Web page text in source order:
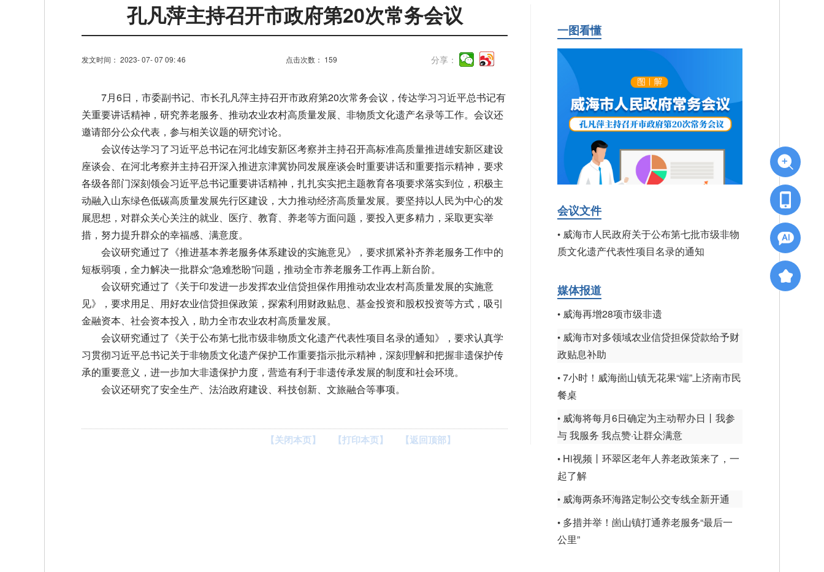
孔凡萍主持召开市政府第20次常务会议
发文时间： 2023- 07- 07 09: 46 点击次数： 159 分享：
7月6日，市委副书记、市长孔凡萍主持召开市政府第20次常务会议，传达学习习近平总书记有
关重要讲话精神，研究养老服务、推动农业农村高质量发展、非物质文化遗产名录等工作。会议还
邀请部分公众代表，参与相关议题的研究讨论。
会议传达学习了习近平总书记在河北雄安新区考察并主持召开高标准高质量推进雄安新区建设
座谈会、在河北考察并主持召开深入推进京津冀协同发展座谈会时重要讲话和重要指示精神，要求
各级各部门深刻领会习近平总书记重要讲话精神，扎扎实实把主题教育各项要求落实到位，积极主
动融入山东绿色低碳高质量发展先行区建设，大力推动经济高质量发展。要坚持以人民为中心的发
展思想，对群众关心关注的就业、医疗、教育、养老等方面问题，要投入更多精力，采取更实举
措，努力提升群众的幸福感、满意度。
会议研究通过了《推进基本养老服务体系建设的实施意见》，要求抓紧补齐养老服务工作中的
短板弱项，全力解决一批群众“急难愁盼”问题，推动全市养老服务工作再上新台阶。
会议研究通过了《关于印发进一步发挥农业信贷担保作用推动农业农村高质量发展的实施意
见》，要求用足、用好农业信贷担保政策，探索利用财政贴息、基金投资和股权投资等方式，吸引
金融资本、社会资本投入，助力全市农业农村高质量发展。
会议研究通过了《关于公布第七批市级非物质文化遗产代表性项目名录的通知》，要求认真学
习贯彻习近平总书记关于非物质文化遗产保护工作重要指示批示精神，深刻理解和把握非遗保护传
承的重要意义，进一步加大非遗保护力度，营造有利于非遗传承发展的制度和社会环境。
会议还研究了安全生产、法治政府建设、科技创新、文旅融合等事项。
【关闭本页】 【打印本页】 【返回顶部】
一图看懂
会议文件
• 威海市人民政府关于公布第七批市级非物
质文化遗产代表性项目名录的通知
媒体报道
• 威海再增28项市级非遗
• 威海市对多领域农业信贷担保贷款给予财
政贴息补助
•7小时！威海崮山镇无花果“端”上济南市民
餐桌
• 威海将每月6日确定为主动帮办日丨我参
与 我服务 我点赞·让群众满意
• Hi视频丨环翠区老年人养老政策来了，一
起了解
• 威海两条环海路定制公交专线全新开通
• 多措并举！崮山镇打通养老服务“最后一
公里”